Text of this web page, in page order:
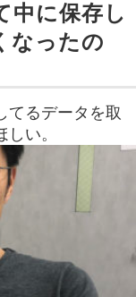
中に保存し
なったの
てるデータを取
い。